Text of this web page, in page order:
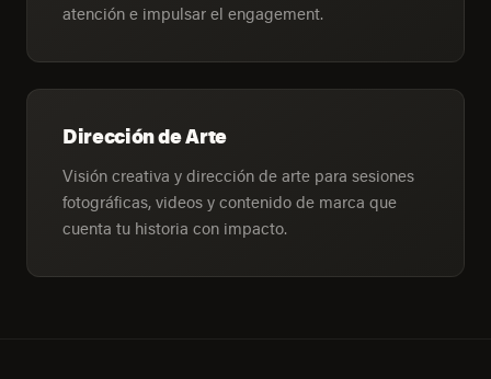
atención e impulsar el engagement.
Dirección de Arte
Visión creativa y dirección de arte para sesiones
fotográficas, videos y contenido de marca que
cuenta tu historia con impacto.